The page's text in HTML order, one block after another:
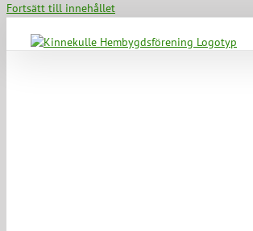
Fortsätt till innehållet